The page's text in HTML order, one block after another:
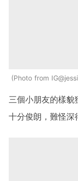
Photo from
三個小朋友的樣貌
十分俊朗，難怪深